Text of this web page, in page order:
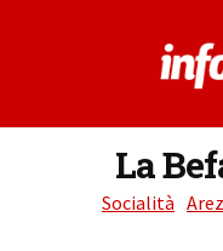
La
Socialità